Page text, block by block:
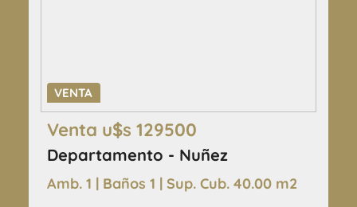
VENTA
Venta u$s 129500
Departamento - Nuñez
Amb. 1 | Baños 1 | Sup. Cub. 40.00 m2